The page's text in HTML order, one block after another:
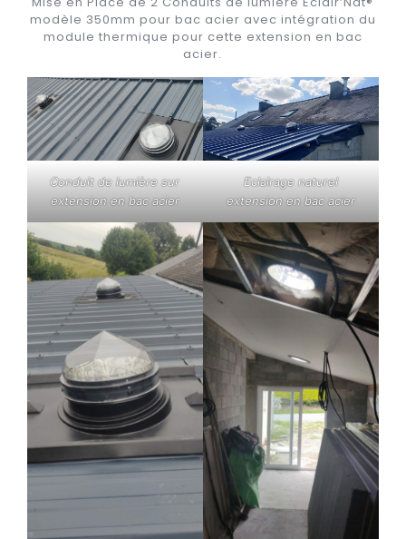
modèle 350mm pour bac acier avec intégration du
module thermique pour cette extension en bac
acier.
Conduit de lumière sur
extension en bac acier
Eclairage naturel
extension en bac acier